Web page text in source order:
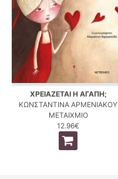
ΧΡΕΙΑΖΕΤΑΙ Η ΑΓΑΠΗ;
ΚΩΝΣΤΑΝΤΙΝΑ ΑΡΜΕΝΙΑΚΟΥ
ΜΕΤΑΙΧΜΙΟ
12.96€